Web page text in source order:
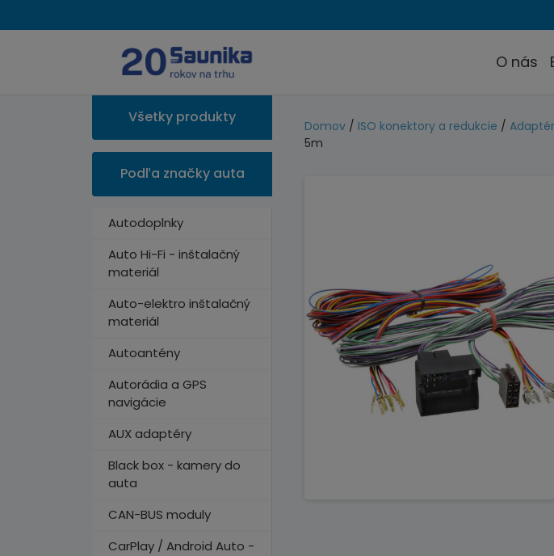
O nás
Všetky produkty
Podľa značky auta
Autodoplnky
Auto Hi-Fi - inštalačný
materiál
Auto-elektro inštalačný
materiál
Autoantény
Autorádia a GPS
navigácie
AUX adaptéry
Black box - kamery do
auta
CAN-BUS moduly
CarPlay / Android Auto -
Domov / ISO konektory a redukcie /
5m